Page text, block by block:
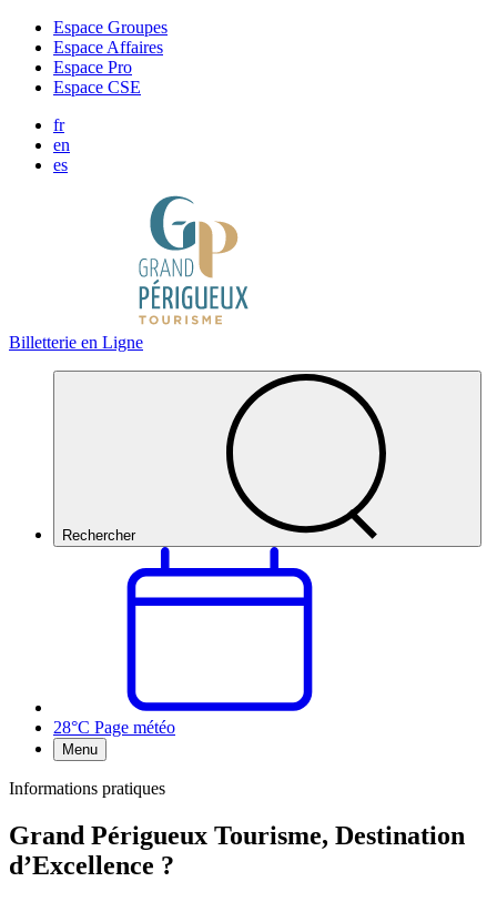
Espace Groupes
Espace Affaires
Espace Pro
Espace CSE
fr
en
es
Billetterie en Ligne
Rechercher
28°C Page météo
Menu
Informations pratiques
Grand Périgueux Tourisme, Destination
d’Excellence ?